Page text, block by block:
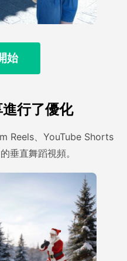
始
行了優化
Reels、YouTube Shorts
垂直舞蹈視頻。